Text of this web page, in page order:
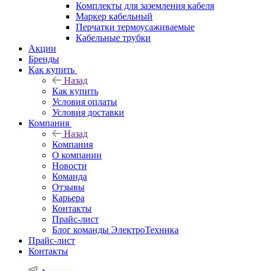
Комплекты для заземления кабеля
Маркер кабельный
Перчатки термоусаживаемые
Кабельные трубки
Акции
Бренды
Как купить
Назад
Как купить
Условия оплаты
Условия доставки
Компания
Назад
Компания
О компании
Новости
Команда
Отзывы
Карьера
Контакты
Прайс-лист
Блог команды ЭлектроТехника
Прайс-лист
Контакты